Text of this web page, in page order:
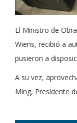
El Ministro de
Wiens, recibió a
pusieron a
A su vez,
Ming, Presidente